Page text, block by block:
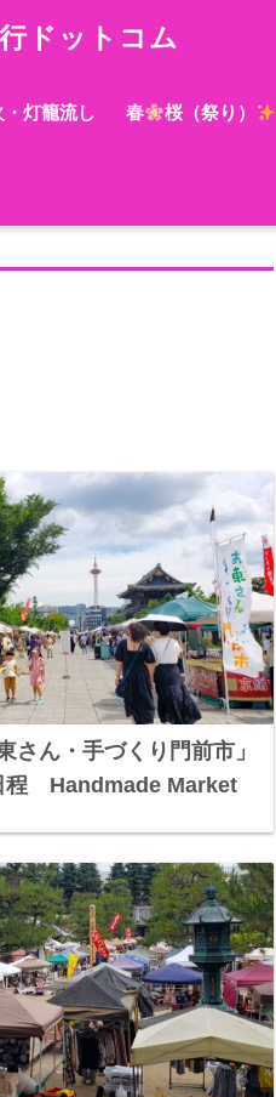
ドットコム
灯籠流し 春 桜（祭り）
さん・手づくり門前市」
程 Handmade Market